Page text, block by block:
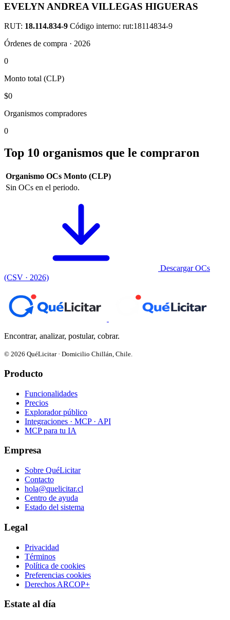
EVELYN ANDREA VILLEGAS HIGUERAS
RUT: 18.114.834-9 Código interno: rut:18114834-9
Órdenes de compra · 2026
0
Monto total (CLP)
$0
Organismos compradores
0
Top 10 organismos que le compraron
Organismo OCs Monto (CLP)
Sin OCs en el periodo.
Descargar OCs
(CSV · 2026)
Encontrar, analizar, postular, cobrar.
© 2026 QuéLicitar · Domicilio Chillán, Chile.
Producto
Funcionalidades
Precios
Explorador público
Integraciones · MCP · API
MCP para tu IA
Empresa
Sobre QuéLicitar
Contacto
hola@quelicitar.cl
Centro de ayuda
Estado del sistema
Legal
Privacidad
Términos
Política de cookies
Preferencias cookies
Derechos ARCOP+
Estate al día